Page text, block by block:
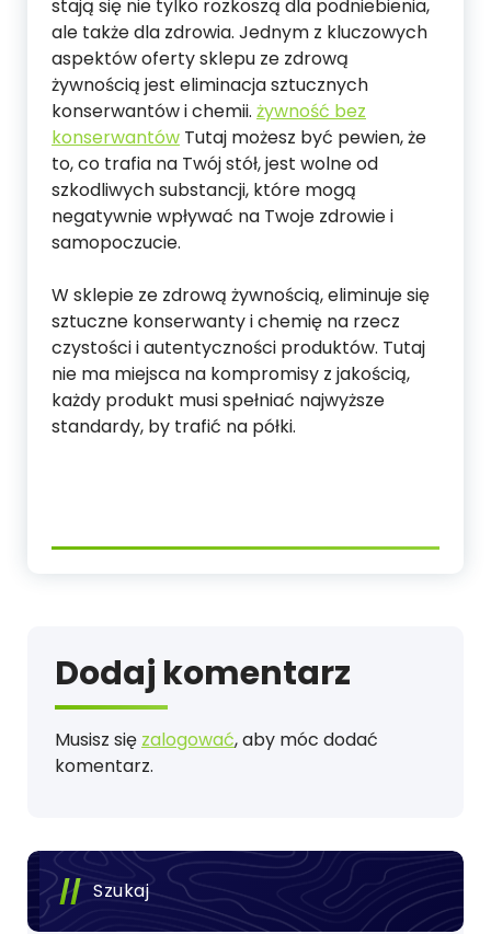
stają się nie tylko rozkoszą dla podniebienia,
ale także dla zdrowia. Jednym z kluczowych
aspektów oferty sklepu ze zdrową
żywnością jest eliminacja sztucznych
konserwantów i chemii. żywność bez
konserwantów Tutaj możesz być pewien, że
to, co trafia na Twój stół, jest wolne od
szkodliwych substancji, które mogą
negatywnie wpływać na Twoje zdrowie i
samopoczucie.
W sklepie ze zdrową żywnością, eliminuje się
sztuczne konserwanty i chemię na rzecz
czystości i autentyczności produktów. Tutaj
nie ma miejsca na kompromisy z jakością,
każdy produkt musi spełniać najwyższe
standardy, by trafić na półki.
Dodaj komentarz
Musisz się zalogować, aby móc dodać
komentarz.
Szukaj